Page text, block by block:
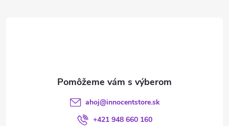
ahoj@innocentstore.sk
+421 948 660 160